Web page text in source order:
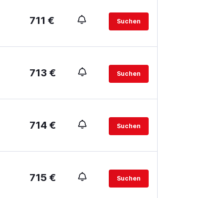
711 € Suchen
713 € Suchen
714 € Suchen
715 € Suchen